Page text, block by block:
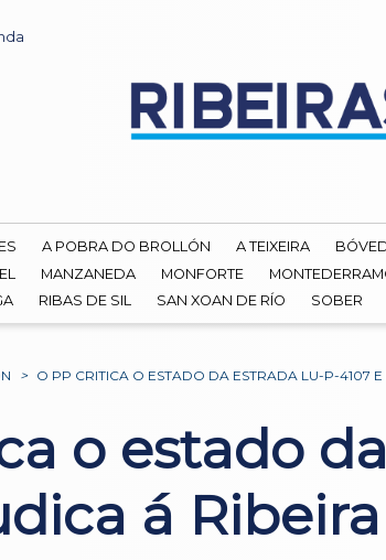
A POBRA DO BROLLÓN A TEIXEIRA
MANZANEDA MONFORTE
RIBAS DE SIL SAN XOAN DE RÍO SOBER
> O PP CRITICA O ESTADO DA ESTRADA LU-P-4107
o estado
á Ribeira